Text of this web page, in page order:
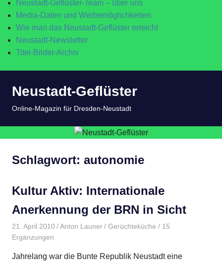
Neustadt-Geflüster-Team – über uns
Media-Daten und Werbemöglichkeiten
Wie man das Neustadt-Geflüster erreicht
Neustadt-Newsletter
Titel-Bilder-Archiv
InhaltNeustadt-Geflüster
Online-Magazin für Dresden-Neustadt
Schlagwort: autonomie
Kultur Aktiv: Internationale
Anerkennung der BRN in Sicht
21. April 2010 Anton Launer Gerüchteküche / 15
Ergänzungen
Jahrelang war die Bunte Republik Neustadt eine